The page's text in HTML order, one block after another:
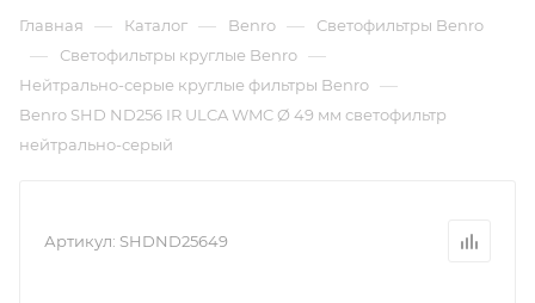
Главная — Каталог — Benro — Светофильтры Benro
— Светофильтры круглые Benro —
Нейтрально-серые круглые фильтры Benro —
Benro SHD ND256 IR ULCA WMC Ø 49 мм светофильтр
нейтрально-серый
Артикул: SHDND25649